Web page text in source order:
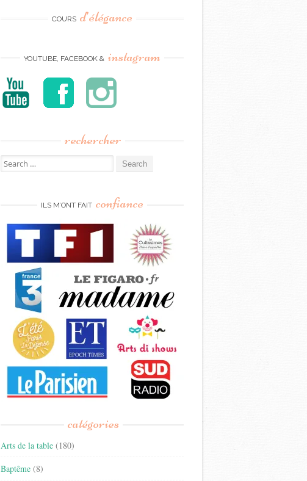
COURS d’élégance
YOUTUBE, FACEBOOK & instagram
rechercher
Search
for:
ILS M’ONT FAIT confiance
catégories
Arts de la table (180)
Baptême (8)